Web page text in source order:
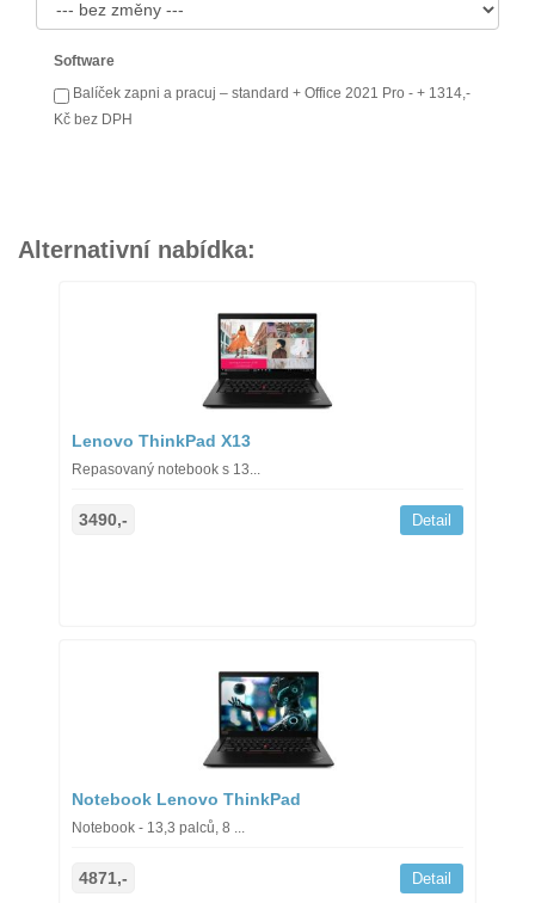
Software
Balíček zapni a pracuj – standard + Office 2021 Pro - + 1314,-
Kč bez DPH
Alternativní nabídka:
Lenovo ThinkPad X13
Repasovaný notebook s 13...
3490,- Detail
Notebook Lenovo ThinkPad
Notebook - 13,3 palců, 8 ...
4871,- Detail